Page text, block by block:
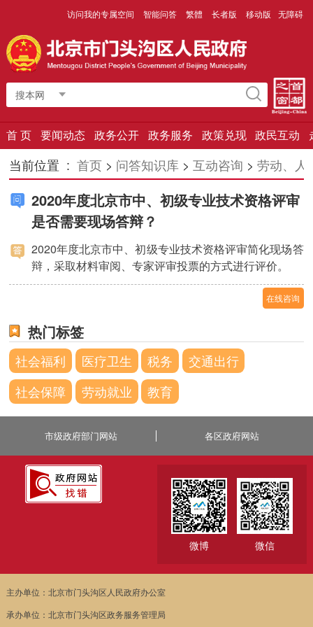
访问我的专属空间 智能问答 繁體 长者版 移动版 无障碍
搜本网
首 页 要闻动态 政务公开 政务服务 政策兑现 政民互动
当前位置 :首页 > 问答知识库 >互动咨询 >劳动、人
2020年度北京市中、初级专业技术资格评审
是否需要现场答辩？
2020年度北京市中、初级专业技术资格评审简化现场答
辩，采取材料审阅、专家评审投票的方式进行评价。
在线咨询
热门标签
社会福利 医疗卫生 税务
交通出行
社会保障
劳动就业 教育
市级政府部门网站 各区政府网站
微博 微信
主办单位：北京市门头沟区人民政府办公室
承办单位：北京市门头沟区政务服务管理局